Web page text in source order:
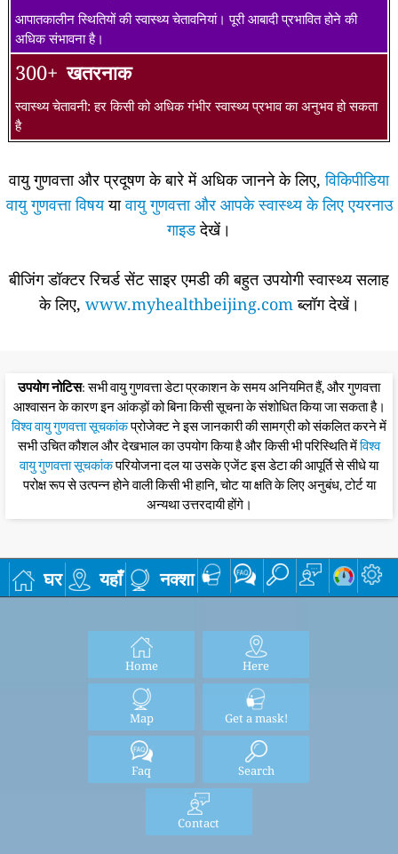
आपातकालीन स्थितियों की स्वास्थ्य चेतावनियां। पूरी आबादी प्रभावित होने की
अधिक संभावना है।
300+ खतरनाक
स्वास्थ्य चेतावनी: हर किसी को अधिक गंभीर स्वास्थ्य प्रभाव का अनुभव हो सकता
है
वायु गुणवत्ता और प्रदूषण के बारे में अधिक जानने के लिए,विकिपीडिया
वायु गुणवत्ता विषययावायु गुणवत्ता और आपके स्वास्थ्य के लिए एयरनाउ
गाइडदेखें।
बीजिंग डॉक्टर रिचर्ड सेंट साइर एमडी की बहुत उपयोगी स्वास्थ्य सलाह
के लिए, www.myhealthbeijing.comब्लॉग देखें।
उपयोग नोटिस: सभी वायु गुणवत्ता डेटा प्रकाशन के समय अनियमित हैं, और गुणवत्ता
आश्वासन के कारण इन आंकड़ों को बिना किसी सूचना के संशोधित किया जा सकता है।
विश्व वायु गुणवत्ता सूचकांकप्रोजेक्ट ने इस जानकारी की सामग्री को संकलित करने में
सभी उचित कौशल और देखभाल का उपयोग किया है और किसी भी परिस्थिति मेंविश्व
वायु गुणवत्ता सूचकांकपरियोजना दल या उसके एजेंट इस डेटा की आपूर्ति से सीधे या
परोक्ष रूप से उत्पन्न होने वाली किसी भी हानि, चोट या क्षति के लिए अनुबंध, टोर्ट या
अन्यथा उत्तरदायी होंगे।
घर यहाँ नक्शा
Home Here
Map Get a mask!
Faq Search
Contact